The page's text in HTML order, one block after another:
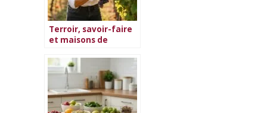
Terroir, savoir-faire
et maisons de